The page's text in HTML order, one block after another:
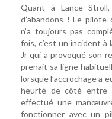
Quant à Lance
d’abandons ! Le pilote
n’a toujours pas
fois, c’est un incident à
Jr qui a provoqué son
prenait sa ligne
lorsque l’accrochage a
heurté de côté entre
effectué une
fonctionner avec un